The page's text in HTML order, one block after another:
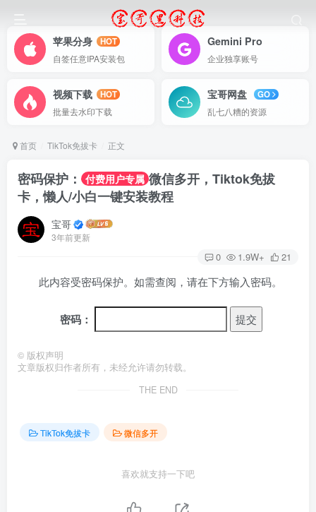
苹果分身
HOT
自签任意IPA安装包
Gemini Pro
企业独享账号
视频下载
HOT
批量去水印下载
宝哥网盘
GO
乱七八糟的资源
首页 TikTok免拔卡 正文
密码保护： 付费用户专属 微信多开，Tiktok免拔
卡，懒人/小白一键安装教程
宝哥
3年前更新
0 1.9W+ 21
此内容受密码保护。如需查阅，请在下方输入密码。
密码：
© 版权声明
文章版权归作者所有，未经允许请勿转载。
THE END
TikTok免拔卡 微信多开
喜欢就支持一下吧